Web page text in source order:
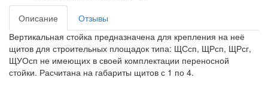
Описание
Отзывы
Вертикальная стойка предназначена для крепления на неё
щитов для строительных площадок типа: ЩСсп, ЩРсп, ЩРсг,
ЩУОсп не имеющих в своей комплектации переносной
стойки. Расчитана на габариты щитов с 1 по 4.